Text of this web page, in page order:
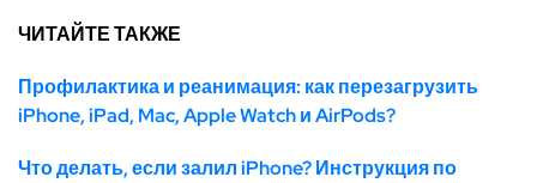
ЧИТАЙТЕ ТАКЖЕ
Профилактика и реанимация: как перезагрузить
iPhone, iPad, Mac, Apple Watch и AirPods?
Что делать, если залил iPhone? Инструкция по